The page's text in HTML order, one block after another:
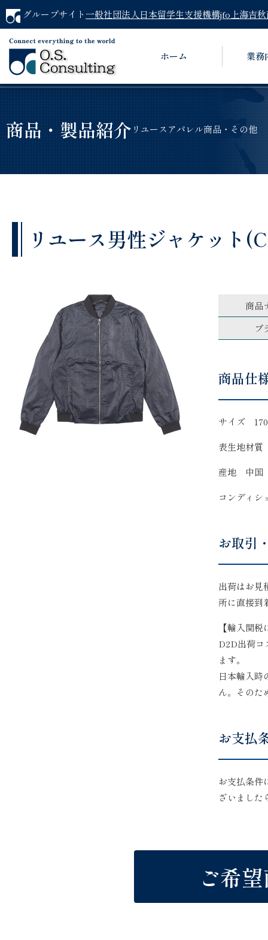
グループサイト 一般社団法人日本留学生支援機構jfo 上海吉
ホーム 業務
商品・製品紹介 リユースアパレル商品・その他
リユース男性ジャケッ
商品
ブ
商品仕
サイズ
表生地材
産地 中国
コンディ
お取引
出荷はお見
所に直接到
【輸入関
D2D出荷コ
ます。
日本輸入時
ん。そのた
お支払
お支払条件
ざいました
ご希